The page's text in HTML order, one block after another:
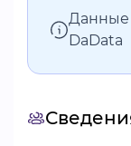
Данные
DaData